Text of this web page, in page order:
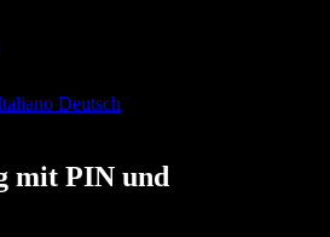
Deutsch
mit PIN und